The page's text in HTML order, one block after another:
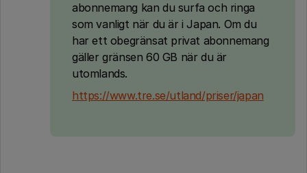
abonnemang kan du surfa och ringa
som vanligt när du är i Japan. Om du
har ett obegränsat privat abonnemang
gäller gränsen 60 GB när du är
utomlands.
https://www.tre.se/utland/priser/japan